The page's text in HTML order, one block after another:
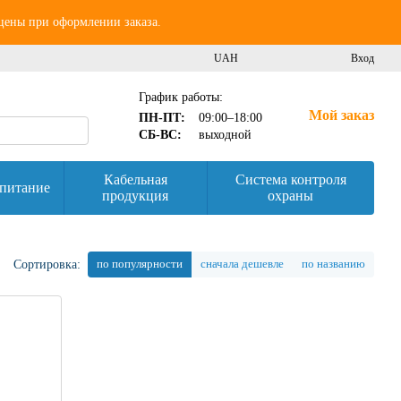
при оформлении заказа.
UAH Вход
График работы:
ПН-ПТ:
09:00–18:00
СБ-ВС:
выходной
Мой заказ
Кабельная
продукция
Система контроля
охраны
Сортировка: по популярности сначала дешевле по названию